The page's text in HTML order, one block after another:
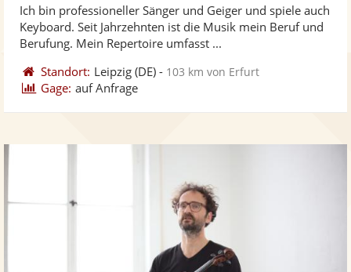
Fotos
5
Ich bin professioneller Sänger und Geiger und spiele auch
Keyboard. Seit Jahrzehnten ist die Musik mein Beruf und
Berufung. Mein Repertoire umfasst ...
Standort: Leipzig (DE) - 103 km von Erfurt
Gage: auf Anfrage